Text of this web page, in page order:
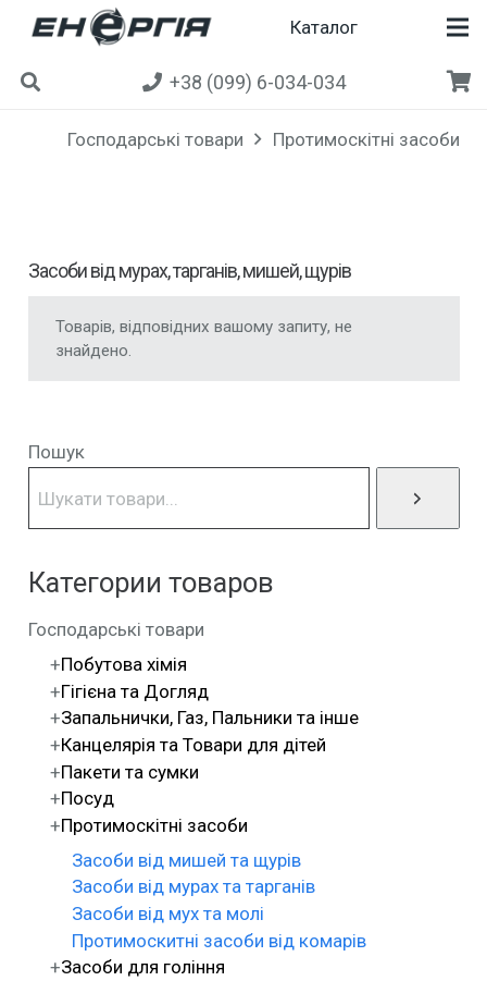
Каталог
+38 (099) 6-034-034
Господарські товари Протимоскітні засоби
Засоби від мурах, тарганів, мишей, щурів
Товарів, відповідних вашому запиту, не
знайдено.
Пошук
Категории товаров
Господарські товари
Побутова хімія
Гігієна та Догляд
Запальнички, Газ, Пальники та інше
Канцелярія та Товари для дітей
Пакети та сумки
Посуд
Протимоскітні засоби
Засоби від мишей та щурів
Засоби від мурах та тарганів
Засоби від мух та молі
Протимоскитні засоби від комарів
Засоби для гоління